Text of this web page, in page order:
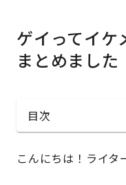
ゲイってイケ
まとめました
こんにちは！ライタ
目次